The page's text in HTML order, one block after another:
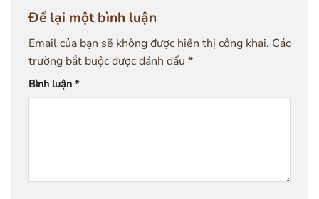
Để lại một bình luận
Email của bạn sẽ không được hiển thị công khai. Các
trường bắt buộc được đánh dấu *
Bình luận *